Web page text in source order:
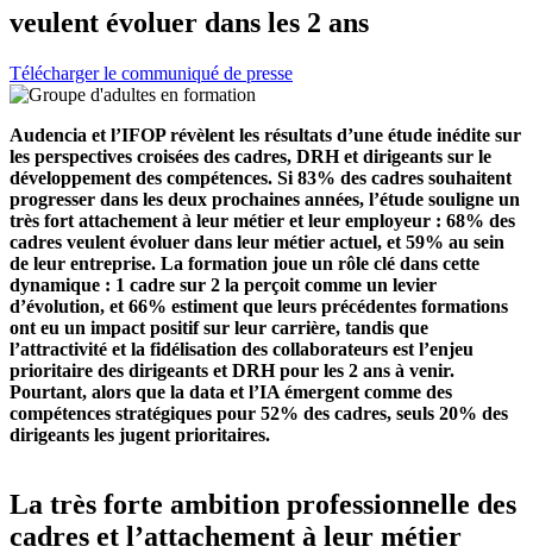
veulent évoluer dans les 2 ans
Télécharger le communiqué de presse
Audencia et l’IFOP révèlent les résultats d’une étude inédite sur
les perspectives croisées des cadres, DRH et dirigeants sur le
développement des compétences. Si 83% des cadres souhaitent
progresser dans les deux prochaines années, l’étude souligne un
très fort attachement à leur métier et leur employeur : 68% des
cadres veulent évoluer dans leur métier actuel, et 59% au sein
de leur entreprise. La formation joue un rôle clé dans cette
dynamique : 1 cadre sur 2 la perçoit comme un levier
d’évolution, et 66% estiment que leurs précédentes formations
ont eu un impact positif sur leur carrière, tandis que
l’attractivité et la fidélisation des collaborateurs est l’enjeu
prioritaire des dirigeants et DRH pour les 2 ans à venir.
Pourtant, alors que la data et l’IA émergent comme des
compétences stratégiques pour 52% des cadres, seuls 20% des
dirigeants les jugent prioritaires.
La très forte ambition professionnelle des
cadres et l’attachement à leur métier